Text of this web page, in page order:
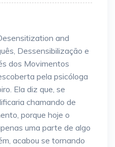
and
Dessensibilização e
dos Movimentos
pela psicóloga
Ela diz que, se
chamando de
porque hoje o
uma parte de algo
acabou se tornando